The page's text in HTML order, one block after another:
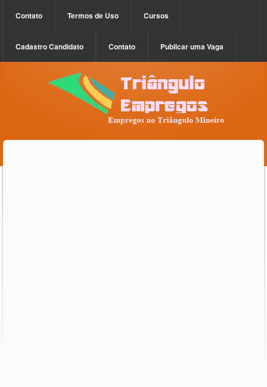
Contato Termos de Uso Cursos
Cadastro Candidato Contato Publicar uma Vaga